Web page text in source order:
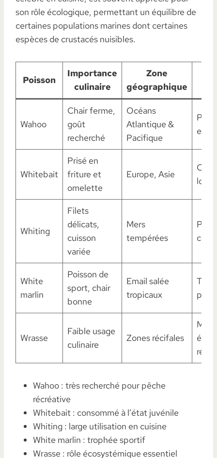
son rôle écologique, permettant un équilibre de
certaines populations marines dont certaines
espèces de crustacés nuisibles.
Poisson
Importance
culinaire
Zone
géographique
Wahoo
Chair ferme,
goût
recherché
Océans
Atlantique &
Pacifique
et
Whitebait
Prisé en
friture et
omelette
Europe, Asie
Whiting
Filets
délicats,
cuisson
variée
Mers
tempérées
White
marlin
Poisson de
sport, chair
bonne
Email salée
tropicaux
Wrasse
Faible usage
culinaire
Zones récifales
récifs
Wahoo : très recherché pour pêche
récréative
Whitebait : consommé à l’état juvénile
Whiting : large utilisation en cuisine
White marlin : trophée sportif
Wrasse : rôle écosystémique essentiel